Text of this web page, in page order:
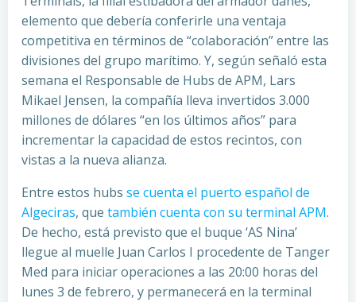
elemento que debería conferirle una ventaja
competitiva en términos de “colaboración” entre las
divisiones del grupo marítimo. Y, según señaló esta
semana el Responsable de Hubs de APM, Lars
Mikael Jensen, la compañía lleva invertidos 3.000
millones de dólares “en los últimos años” para
incrementar la capacidad de estos recintos, con
vistas a la nueva alianza.
Entre estos hubs se cuenta el puerto español de
Algeciras, que también cuenta con su terminal APM.
De hecho, está previsto que el buque ‘AS Nina’
llegue al muelle Juan Carlos I procedente de Tanger
Med para iniciar operaciones a las 20:00 horas del
lunes 3 de febrero, y permanecerá en la terminal